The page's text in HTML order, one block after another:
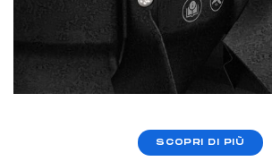
SCOPRI DI PIÙ